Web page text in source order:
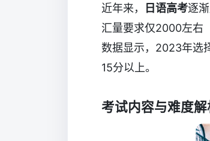
近年来， 日语高考逐
汇量要求仅2000左右
数据显示，2023年选
15分以上。
考试内容与难度解